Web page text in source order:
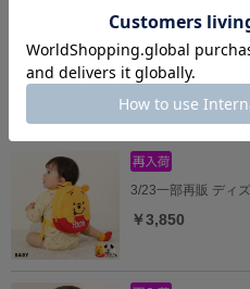
6/19一部再販 ディ
￥3,850
3/23一部再販 ディ
￥3,850